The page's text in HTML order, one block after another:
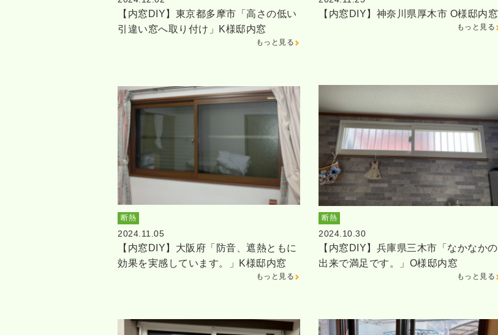
【内窓DIY】東京都多摩市「高さの低い
引違い窓へ取り付け」K様邸内窓
もっと見る
【内窓DIY】神奈川県厚木市 O様邸内窓
もっと見る
断熱
2024.11.05
【内窓DIY】大阪府「防音、遮熱ともに
効果を実感しています。」K様邸内窓
もっと見る
断熱
2024.10.30
【内窓DIY】兵庫県三木市「なかなかの
出来で満足です。」O様邸内窓
もっと見る